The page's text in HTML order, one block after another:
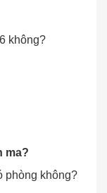
không?
ma?
phòng không?